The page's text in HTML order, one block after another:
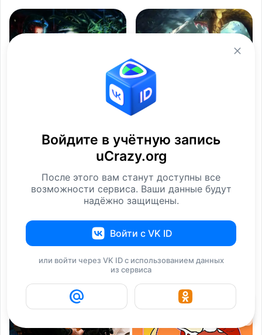
Digital art Part 3
Digital art Part 5 Digital art Part 6
Войдите в учётную запись
uCrazy.org
После этого вам станут доступны все
возможности сервиса. Ваши данные будут
надёжно защищены.
Войти с VK ID
или войти через VK ID с использованием данных
из сервиса